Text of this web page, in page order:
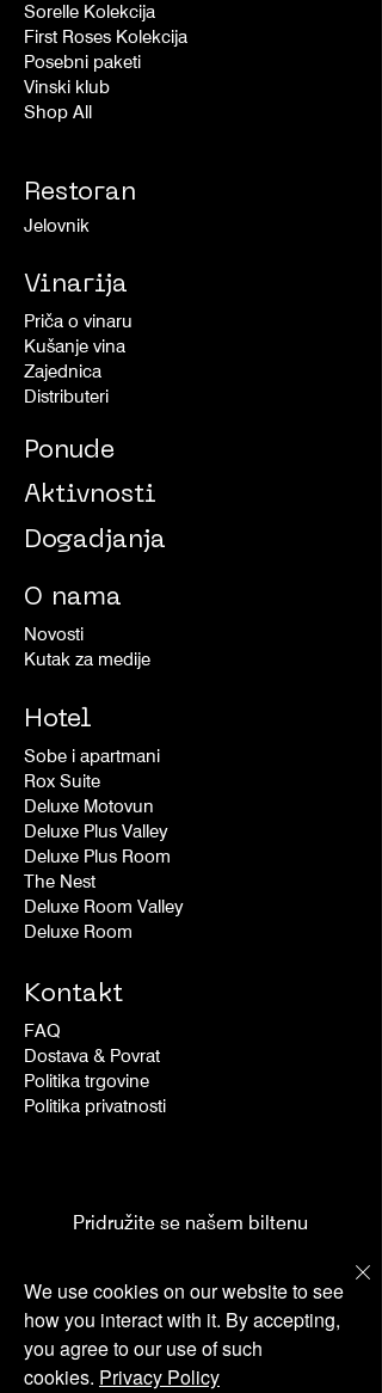
Sorelle Kolekcija
First Roses Kolekcija
Posebni paketi
Vinski klub
Shop All
Restoran
Jelovnik
Vinarija
Priča o vinaru
Kušanje vina
Zajednica
Distributeri
Ponude
Aktivnosti
Dogadjanja
O nama
Novosti
Kutak za medije
Hotel
Sobe i apartmani
Rox Suite
Deluxe Motovun
Deluxe Plus Valley
Deluxe Plus Room
The Nest
Deluxe Room Valley
Deluxe Room
Kontakt
FAQ
Dostava & Povrat
Politika trgovine
Politika privatnosti
Pridružite se našem biltenu
I accept Terms & Conditions
Pošalji
We use cookies on our website to see
how you interact with it. By accepting,
you agree to our use of such
cookies. Privacy Policy